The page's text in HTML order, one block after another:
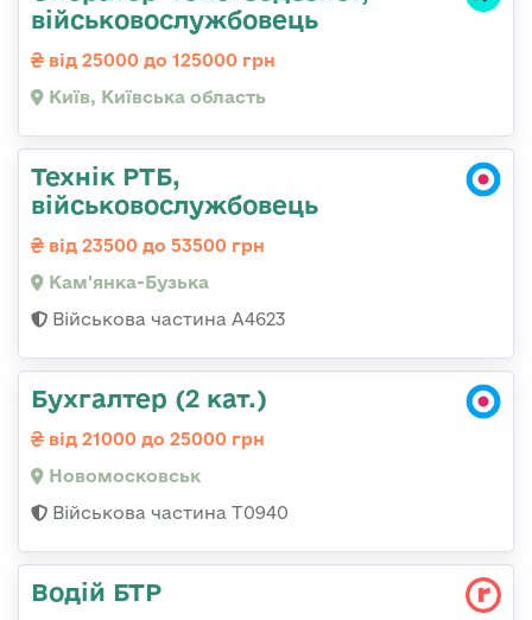
військовослужбовець
від 25000 до 125000 грн
Київ, Київська область
Технік РТБ,
військовослужбовець
від 23500 до 53500 грн
Кам'янка-Бузька
Військова частина А4623
Бухгалтер (2 кат.)
від 21000 до 25000 грн
Новомосковськ
Військова частина Т0940
Водій БТР